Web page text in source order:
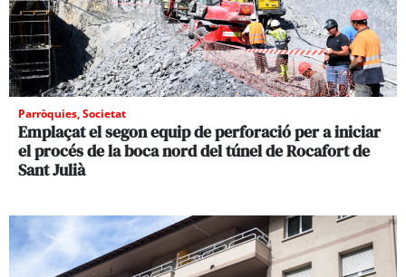
Parròquies,Societat
Emplaçat el segon equip de perforació per a iniciar
el procés de la boca nord del túnel de Rocafort de
Sant Julià